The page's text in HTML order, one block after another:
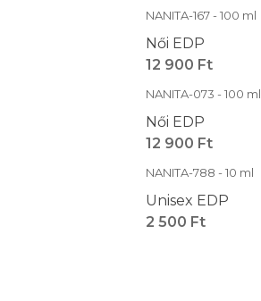
NANITA-167 - 100 ml
Női EDP
12 900 Ft
NANITA-073 - 100 ml
Női EDP
12 900 Ft
NANITA-788 - 10 ml
Unisex EDP
2 500 Ft